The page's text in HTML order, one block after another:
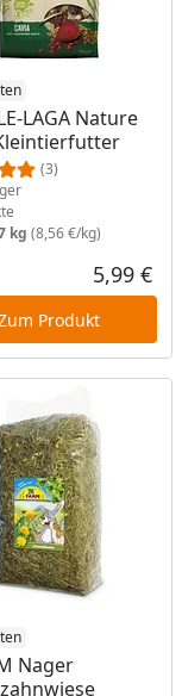
Preis
LAGA Nature
(3)
am Lager
kg (8,56 €/kg)
5,99 €
Produkt
Nager
am Lager